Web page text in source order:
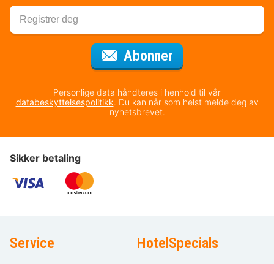
Abonner
Personlige data håndteres i henhold til vår
databeskyttelsespolitikk. Du kan når som helst melde deg av
nyhetsbrevet.
Sikker betaling
Service HotelSpecials